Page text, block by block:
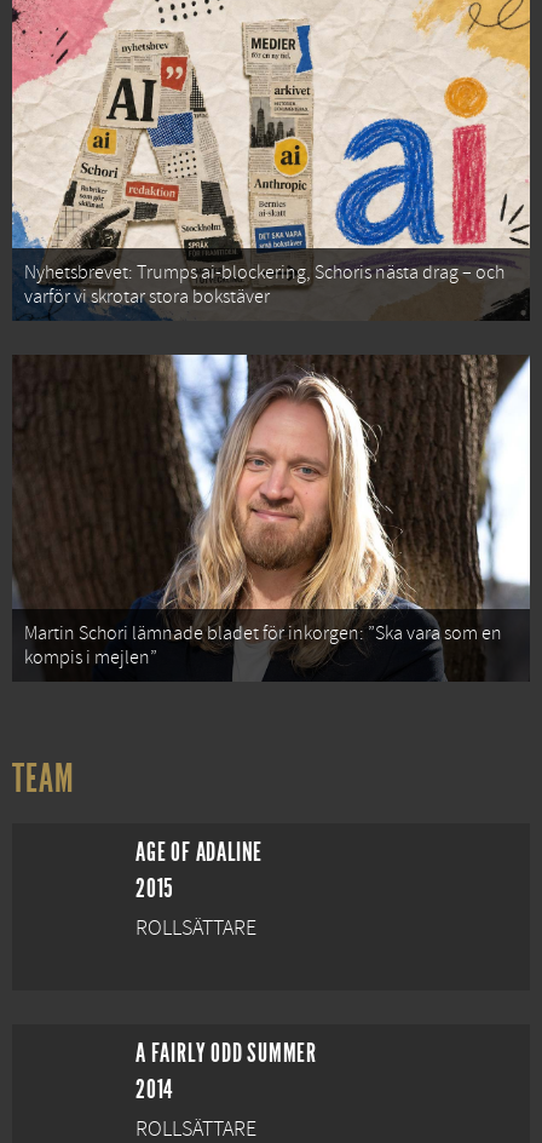
Nyhetsbrevet: Trumps ai-blockering, Schoris nästa drag – och
varför vi skrotar stora bokstäver
Martin Schori lämnade bladet för inkorgen: ”Ska vara som en
kompis i mejlen”
TEAM
AGE OF ADALINE
2015
ROLLSÄTTARE
A FAIRLY ODD SUMMER
2014
ROLLSÄTTARE